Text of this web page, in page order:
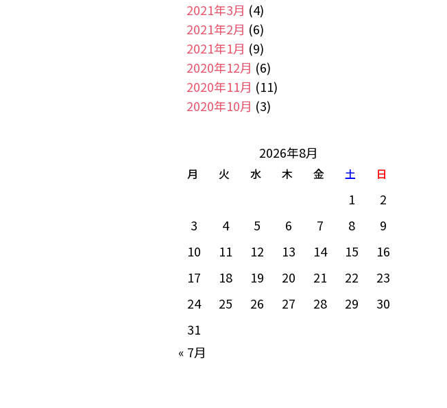
2021年3月 (4)
2021年2月 (6)
2021年1月 (9)
2020年12月 (6)
2020年11月 (11)
2020年10月 (3)
2026年8月
月 火 水 木 金 土 日
1
2
3
4 5 6 7 8
9
10
11 12 13 14 15
16
17
18 19 20 21 22
23
24
25 26 27 28 29
30
31
« 7月